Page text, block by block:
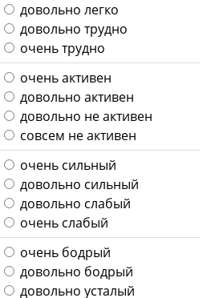
довольно легко
довольно трудно
очень трудно
очень активен
довольно активен
довольно не активен
совсем не активен
очень сильный
довольно сильный
довольно слабый
очень слабый
очень бодрый
довольно бодрый
довольно усталый